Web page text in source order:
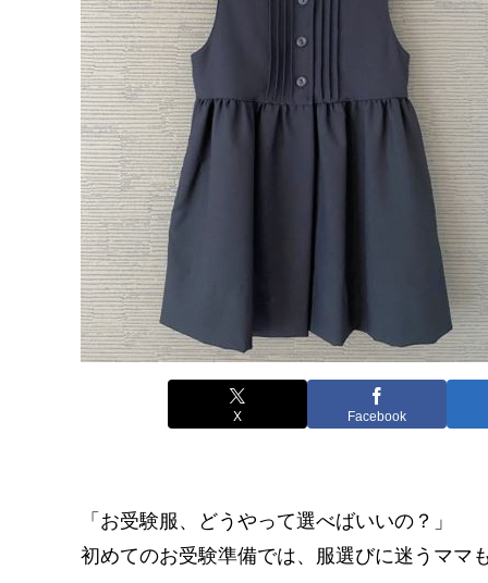
X Facebook
「お受験服、どうやって選べばいいの？」
初めてのお受験準備では、服選びに迷うママ